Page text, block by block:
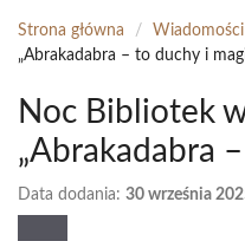
Strona główna / Wiadomości
„Abrakadabra – to duchy i
Noc Bibliotek
„Abrakadabra
Data dodania: 30 września